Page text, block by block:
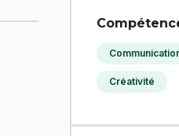
Créativité